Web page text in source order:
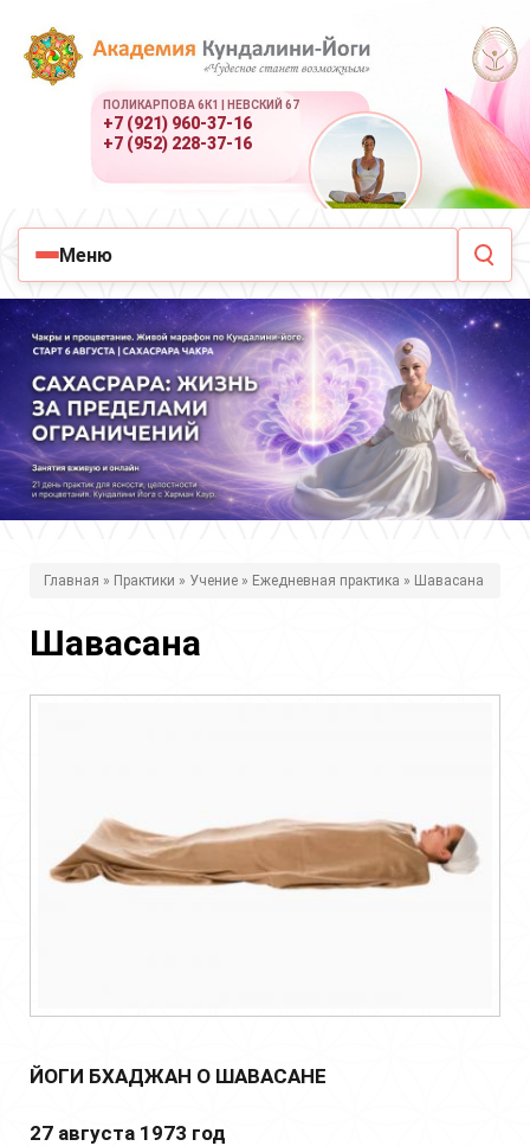
ПОЛИКАРПОВА 6К1 | НЕВСКИЙ 67
+7 (921) 960-37-16
+7 (952) 228-37-16
Меню
д
Главная » Практики » Учение » Ежедневная практика » Шавасана
Шавасана
ЙОГИ БХАДЖАН О ШАВАСАНЕ
27 августа 1973 год